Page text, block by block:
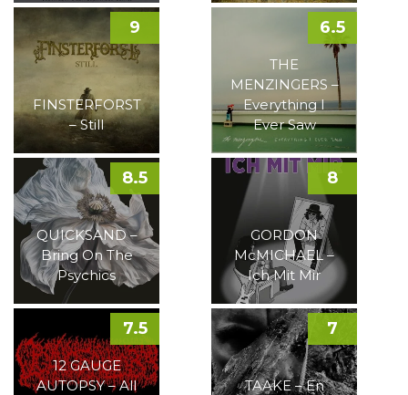
FINSTERFORST
– Still
9
THE
MENZINGERS –
Everything I
Ever Saw
6.5
QUICKSAND –
Bring On The
Psychics
8.5
GORDON
McMICHAEL –
Ich Mit Mir
8
12 GAUGE
AUTOPSY – All
7.5
TAAKE – En
7